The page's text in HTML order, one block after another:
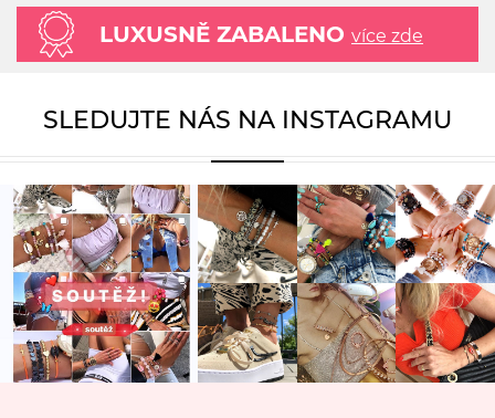
LUXUSNĚ ZABALENO více zde
SLEDUJTE NÁS NA INSTAGRAMU